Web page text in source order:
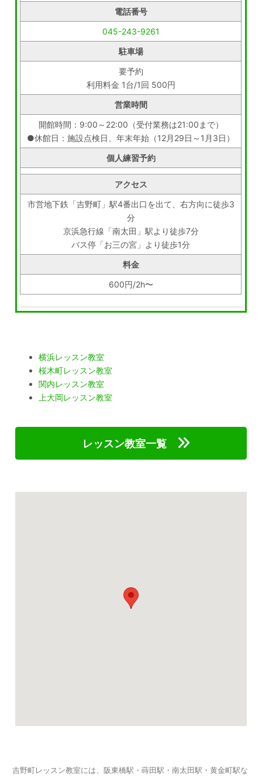
電話番号
045-243-9261
駐車場
要予約
利用料金 1台/1回 500円
営業時間
開館時間：9:00～22:00（受付業務は21:00まで）
●休館日：施設点検日、年末年始（12月29日～1月3日）
個人練習予約
アクセス
市営地下鉄「吉野町」駅4番出口を出て、右方向に徒歩3
分
京浜急行線「南太田」駅より徒歩7分
バス停「お三の宮」より徒歩1分
料金
600円/2h〜
横浜レッスン教室
桜木町レッスン教室
関内レッスン教室
上大岡レッスン教室
レッスン教室一覧
吉野町レッスン教室には、阪東橋駅・蒔田駅・南太田駅・黄金町駅な